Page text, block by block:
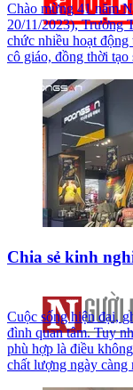
Chào mừng 41 năm
20/11/2023), Trường
chức nhiều hoạt
cô giáo, đồng thời tạo
Chia sẻ kinh
Cuộc sống hiện đại,
đình quan tâm. Tuy
phù hợp là điều
chất lượng ngày càng